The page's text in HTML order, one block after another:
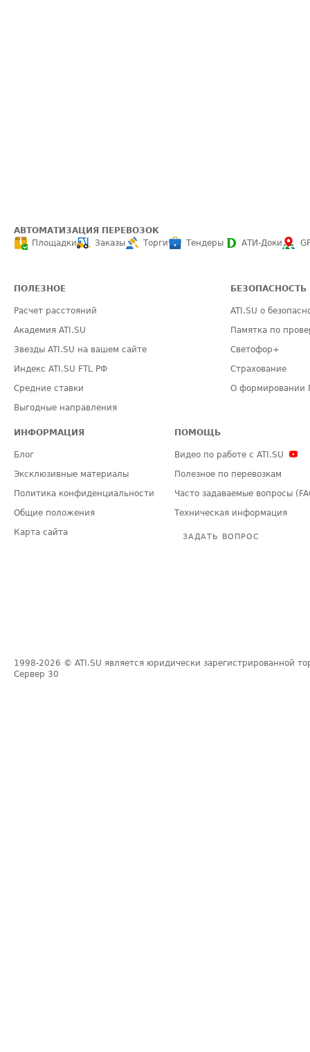
АВТОМАТИЗАЦИЯ ПЕРЕВОЗОК
Площадки
Заказы Торги Тендеры АТИ-Доки
ПОЛЕЗНОЕ
Расчет расстояний
Академия ATI.SU
Звезды ATI.SU на вашем сайте
Индекс ATI.SU FTL РФ
Средние ставки
Выгодные направления
БЕЗОПАСНОСТЬ
ATI.SU о
Памятка по
Светофор+
Страхование
О формировании
ИНФОРМАЦИЯ
Блог
Эксклюзивные материалы
Политика конфиденциальности
Общие положения
Карта сайта
ПОМОЩЬ
Видео по работе с ATI.SU
Полезное по перевозкам
Часто задаваемые вопросы
Техническая информация
ЗАДАТЬ ВОПРОС
1998-2026 © ATI.SU является юридически зарегистрированной
Сервер 30